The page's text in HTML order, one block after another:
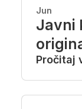
Jun
Javni
Pročitaj